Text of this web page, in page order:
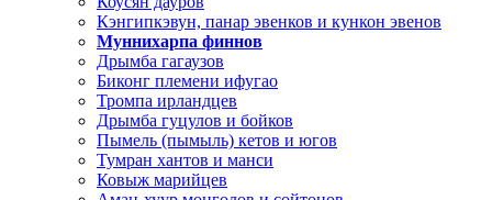
Кэнгипкэвун, панар эвенков и кункон эвенов
Муннихарпа финнов
Дрымба гагаузов
Биконг племени ифугао
Тромпа ирландцев
Дрымба гуцулов и бойков
Пымель (пымыль) кетов и югов
Тумран хантов и манси
Ковыж марийцев